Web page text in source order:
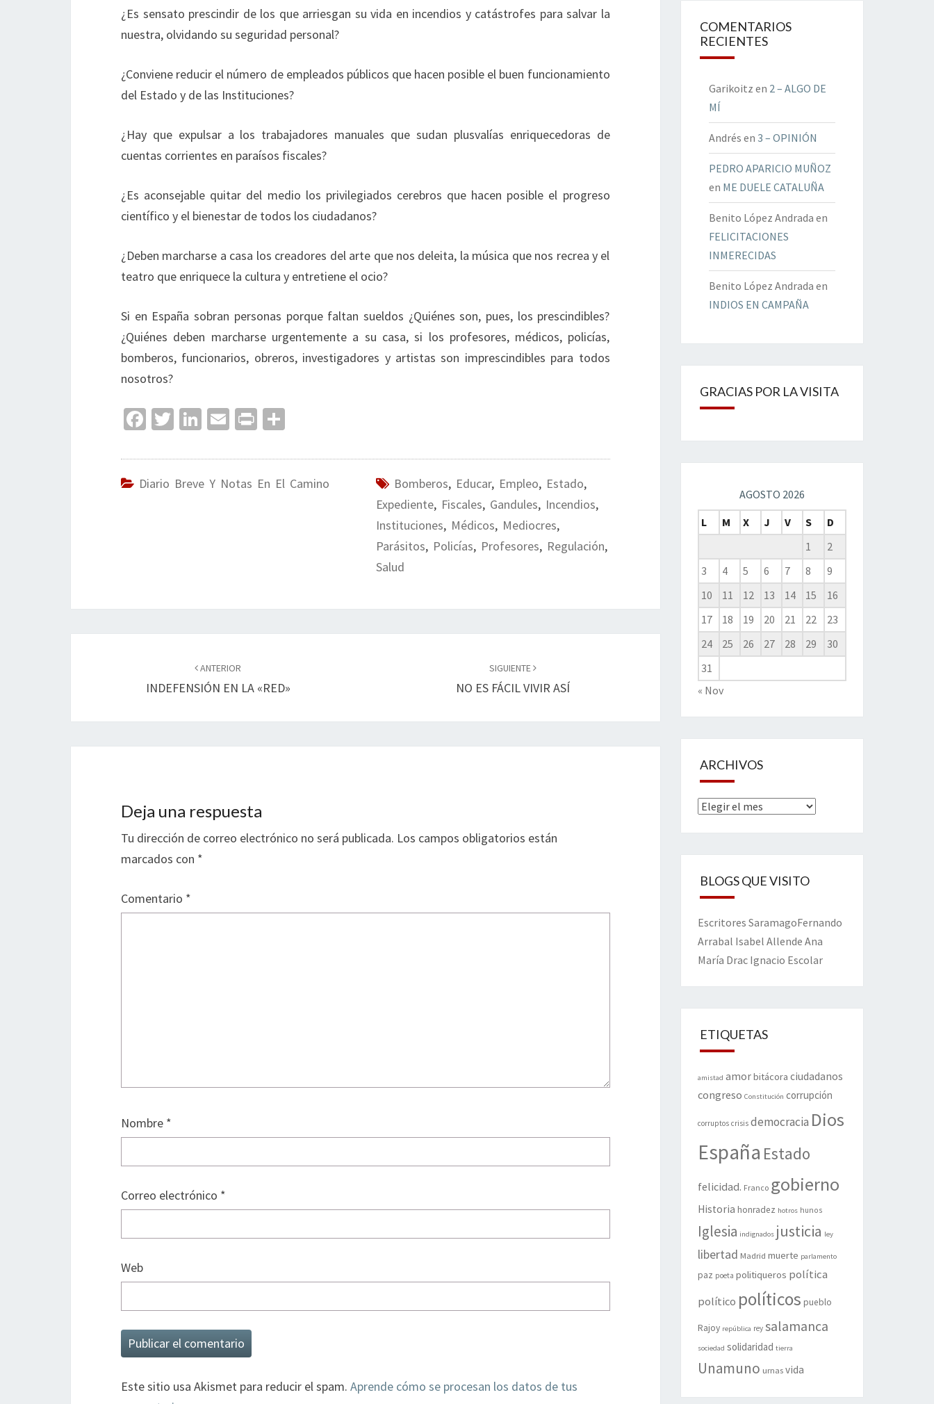
¿Es sensato prescindir de los que arriesgan su vida en incendios y catástrofes para salvar la
nuestra, olvidando su seguridad personal?
¿Conviene reducir el número de empleados públicos que hacen posible el buen funcionamiento
del Estado y de las Instituciones?
¿Hay que expulsar a los trabajadores manuales que sudan plusvalías enriquecedoras de
cuentas corrientes en paraísos fiscales?
¿Es aconsejable quitar del medio los privilegiados cerebros que hacen posible el progreso
científico y el bienestar de todos los ciudadanos?
¿Deben marcharse a casa los creadores del arte que nos deleita, la música que nos recrea y el
teatro que enriquece la cultura y entretiene el ocio?
Si en España sobran personas porque faltan sueldos ¿Quiénes son, pues, los prescindibles?
¿Quiénes deben marcharse urgentemente a su casa, si los profesores, médicos, policías,
bomberos, funcionarios, obreros, investigadores y artistas son imprescindibles para todos
nosotros?
Fa
b
o
T
tt
er
Li
ke
dI
E
ai
l
Pr
t
m
p
Diario Breve Y Notas En El Camino Bomberos, Educar, Empleo, Estado,
Expediente, Fiscales, Gandules, Incendios,
Instituciones, Médicos, Mediocres,
Parásitos, Policías, Profesores, Regulación,
Salud
entradas
ANTERIOR
INDEFENSIÓN EN LA «RED»
SIGUIENTE
NO ES FÁCIL VIVIR ASÍ
Deja una respuesta
Tu dirección de correo electrónico no será publicada. Los campos obligatorios están
marcados con *
Comentario *
Nombre *
Correo electrónico *
Web
Este sitio usa Akismet para reducir el spam. Aprende cómo se procesan los datos de tus
COMENTARIOS
RECIENTES
Garikoitz en 2 – ALGO DE
MÍ
Andrés en 3 – OPINIÓN
PEDRO APARICIO MUÑOZ
en ME DUELE CATALUÑA
Benito López Andrada en
FELICITACIONES
INMERECIDAS
Benito López Andrada en
INDIOS EN CAMPAÑA
GRACIAS POR LA VISITA
AGOSTO 2026
L
M X J V S
D
1
2
3
4 5 6 7 8
9
10
11 12 13 14 15
16
17
18 19 20 21 22
23
24
25 26 27 28 29
30
31
« Nov
ARCHIVOS
Archivos
BLOGS QUE VISITO
Escritores SaramagoFernando
Arrabal Isabel Allende Ana
María Drac Ignacio Escolar
ETIQUETAS
amistad amorbitácora ciudadanos
congreso Constitución corrupción
corruptos crisis democracia Dios
España Estado
felicidad. Franco gobierno
Historia honradez hotros hunos
Iglesia indignados justicia ley
libertad Madrid muerte parlamento
paz poeta politiqueros política
político políticos pueblo
Rajoy república rey salamanca
sociedad solidaridad tierra
Unamuno urnas vida